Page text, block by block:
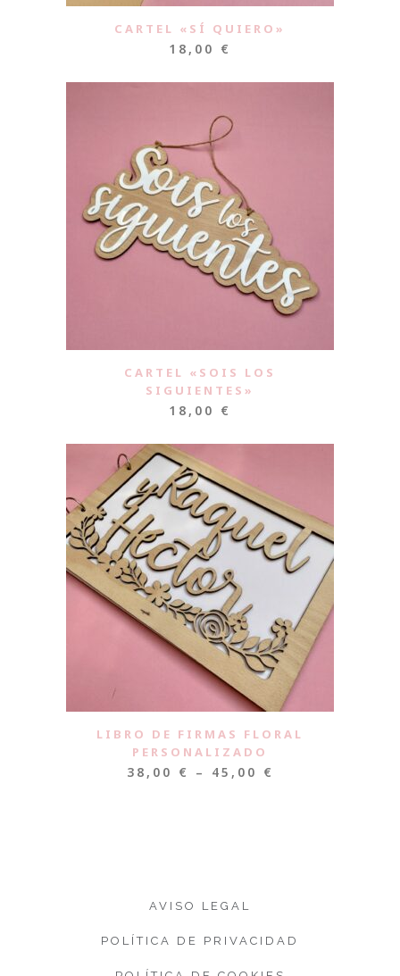
CARTEL «SÍ QUIERO»
18,00 €
CARTEL «SOIS LOS
SIGUIENTES»
18,00 €
LIBRO DE FIRMAS FLORAL
PERSONALIZADO
38,00 € – 45,00 €
AVISO LEGAL
POLÍTICA DE PRIVACIDAD